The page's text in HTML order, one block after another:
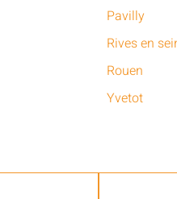
Pavilly
Rives en
Rouen
Yvetot